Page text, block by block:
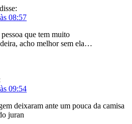
disse:
08:57
que tem muito
acho melhor sem ela…
09:54
deixaram ante um pouca da camisa
juran